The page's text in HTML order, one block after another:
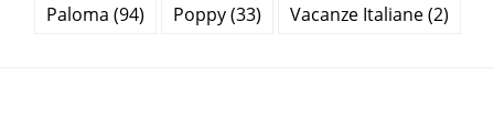
Paloma (94) Poppy (33) Vacanze Italiane (2)